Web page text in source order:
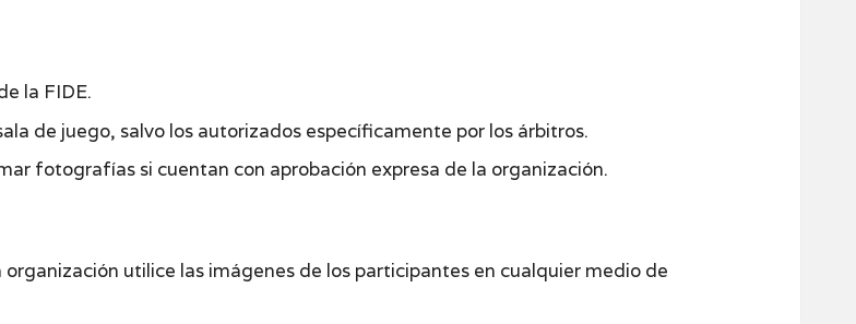
la FIDE.
de juego, salvo los autorizados específicamente por los árbitros.
fotografías si cuentan con aprobación expresa de la organización.
utilice las imágenes de los participantes en cualquier medio de